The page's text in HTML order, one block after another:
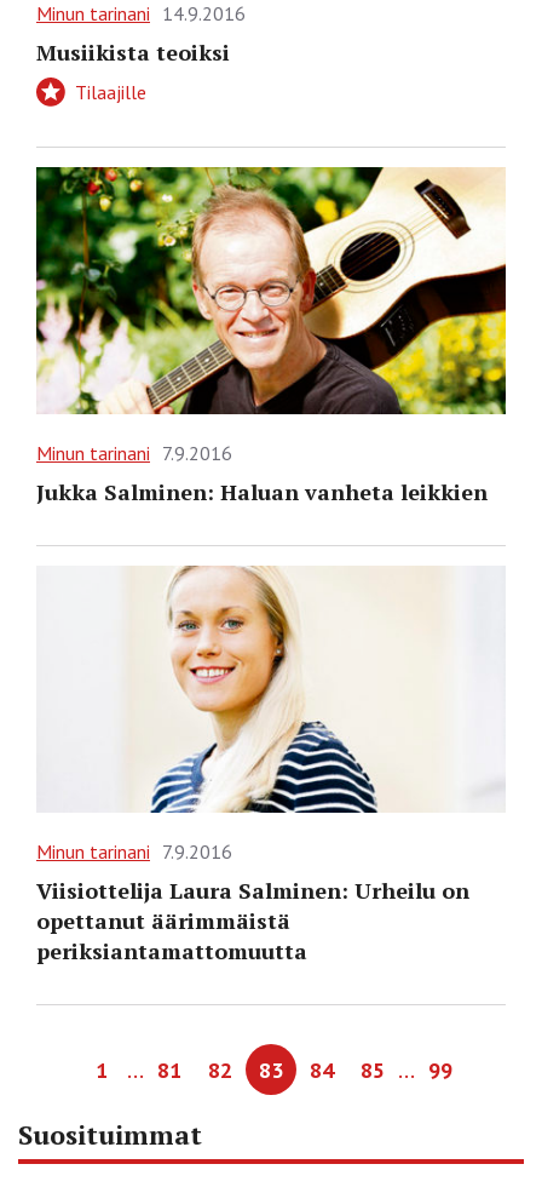
Minun tarinani 14.9.2016
Musiikista teoiksi
Tilaajille
Minun tarinani 7.9.2016
Jukka Salminen: Haluan vanheta leikkien
Minun tarinani 7.9.2016
Viisiottelija Laura Salminen: Urheilu on
opettanut äärimmäistä
periksiantamattomuutta
1 … 81 82 83 84 85 … 99
Suosituimmat